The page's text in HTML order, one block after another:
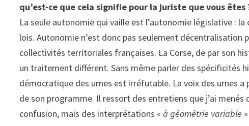
qu’est-ce que cela signifie pour la juriste que vous êtes
La seule autonomie qui vaille est l’autonomie législative :
lois. Autonomie n’est donc pas seulement décentralisation
collectivités territoriales françaises. La Corse, de par son
un traitement différent. Sans même parler des spécificités
démocratique des urnes est irréfutable. La voix des urnes
de son programme. Il ressort des entretiens que j’ai
confusion, mais des interprétations «à géométrie variable